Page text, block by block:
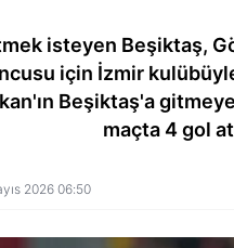
isteyen Beşiktaş,
için İzmir
Beşiktaş'a
maçta 4 gol
2026 06:50